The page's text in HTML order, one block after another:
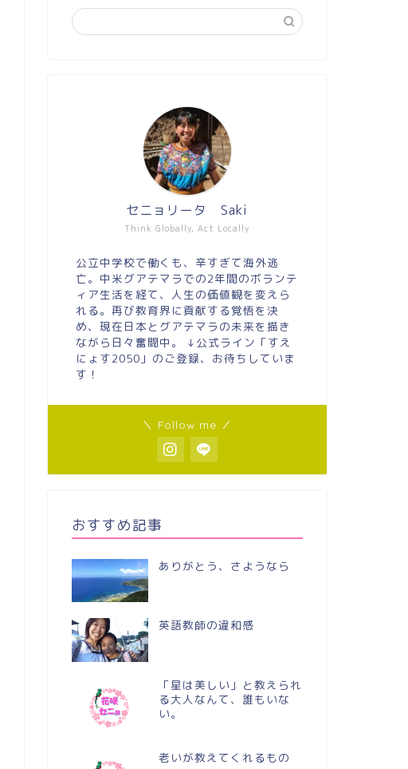
Think Globally, Act Locally
セニョリータ Saki
公立中学校で働くも、辛すぎて海外逃
亡。中米グアテマラでの2年間のボランテ
ィア生活を経て、人生の価値観を変えら
れる。再び教育界に貢献する覚悟を決
め、現在日本とグアテマラの未来を描き
ながら日々奮闘中。 ↓公式ライン「すえ
にょす2050」のご登録、お待ちしていま
す！
＼ Follow me ／
おすすめ記事
ありがとう、さようなら
英語教師の違和感
「星は美しい」と教えられ
る大人なんて、誰もいな
い。
老いが教えてくれるもの